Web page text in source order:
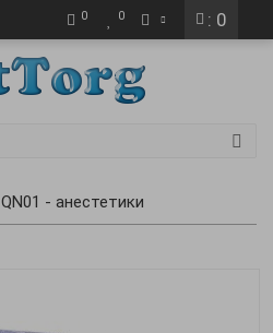
: 0
0 0
QN01 - анестетики